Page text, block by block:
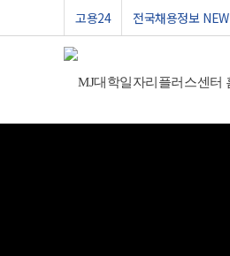
고용24 전국채용정보 NEW